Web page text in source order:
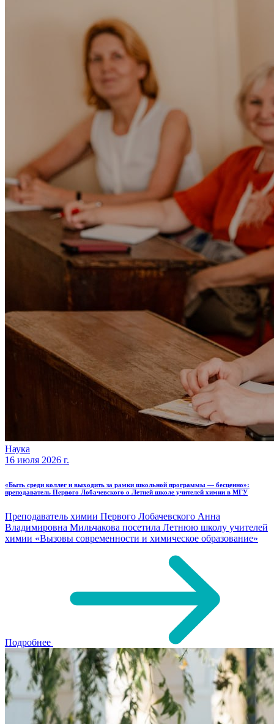
Наука
16 июля 2026 г.
«Быть среди коллег и выходить за рамки школьной программы — бесценно»:
преподаватель Первого Лобачевского о Летней школе учителей химии в МГУ
Преподаватель химии Первого Лобачевского Анна
Владимировна Мильчакова посетила Летнюю школу учителей
химии «Вызовы современности и химическое образование»
Подробнее